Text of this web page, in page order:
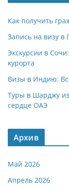
Как получить
Запись на визу в
Экскурсии в
курорта
Визы в Индию:
Туры в Шарджу
сердце ОАЭ
Архив
Май 2026
Апрель 2026